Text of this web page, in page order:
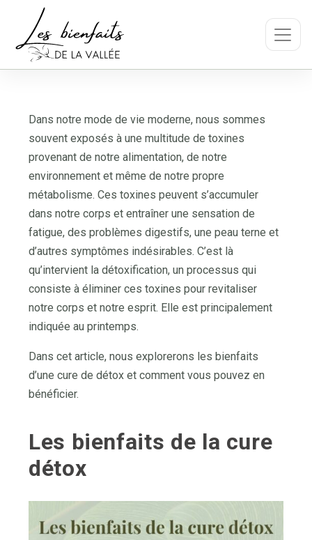
Dans notre mode de vie moderne, nous sommes
souvent exposés à une multitude de toxines
provenant de notre alimentation, de notre
environnement et même de notre propre
métabolisme. Ces toxines peuvent s’accumuler
dans notre corps et entraîner une sensation de
fatigue, des problèmes digestifs, une peau terne et
d’autres symptômes indésirables. C’est là
qu’intervient la détoxification, un processus qui
consiste à éliminer ces toxines pour revitaliser
notre corps et notre esprit. Elle est principalement
indiquée au printemps.
Dans cet article, nous explorerons les bienfaits
d’une cure de détox et comment vous pouvez en
bénéficier.
Les bienfaits de la cure
détox